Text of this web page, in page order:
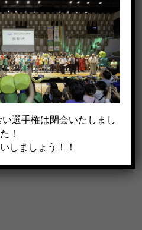
！と思った方は
下さい!!
X
電
子
ー
選手権は閉会いたしまし
た！
しましょう！！